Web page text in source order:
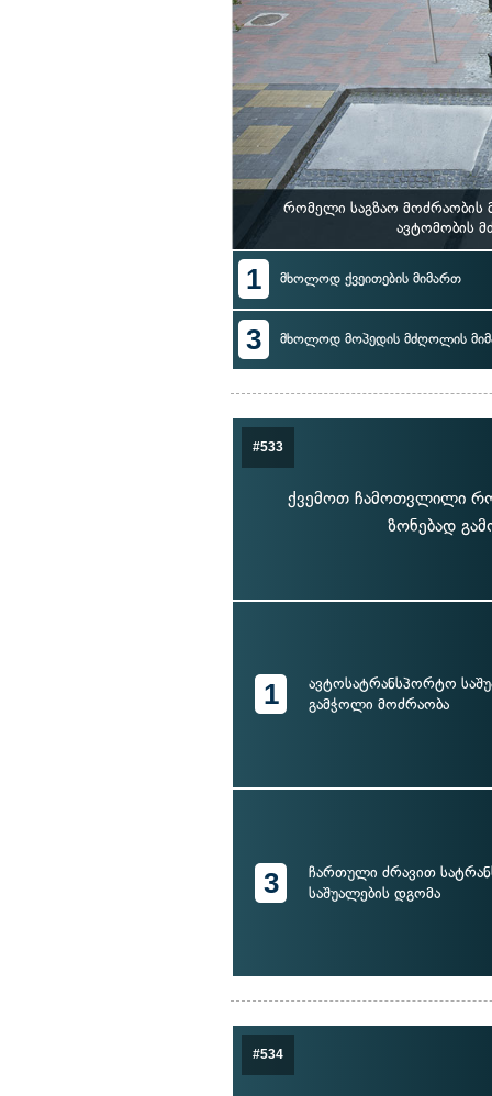
რომელი საგზაო მოძრაობის
ავტომობის
1 მხოლოდ ქვეითების მიმართ
3 მხოლოდ მოპედის მძღოლის
#533
ქვემოთ ჩამოთვლილი
ზონებად
1
ავტოსატრანსპორტო
გამჭოლი მოძრაობა
3
ჩართული ძრავით
საშუალების დგომა
#534